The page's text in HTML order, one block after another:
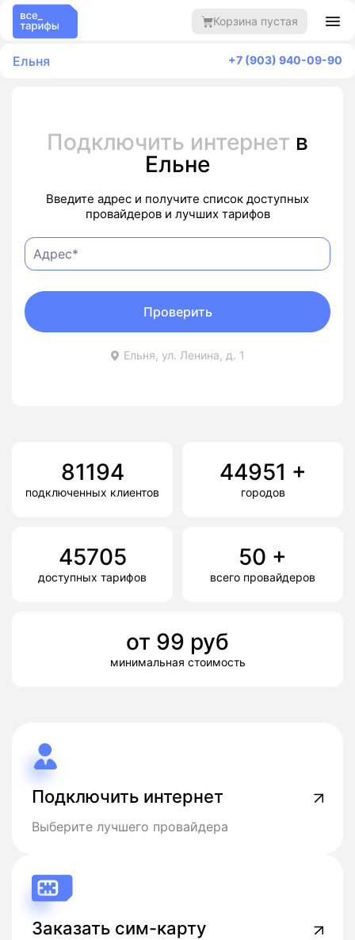
Корзина пустая
Ельня +7 (903) 940-09-90
Подключить интернет в
Ельне
Введите адрес и получите список доступных
провайдеров и лучших тарифов
Ельня, ул. Ленина, д. 1
Проверить
81194
подключенных клиентов
44951 +
городов
45705
доступных тарифов
50 +
всего провайдеров
от 99 руб
минимальная стоимость
Подключить интернет
Выберите лучшего провайдера
Заказать сим-карту